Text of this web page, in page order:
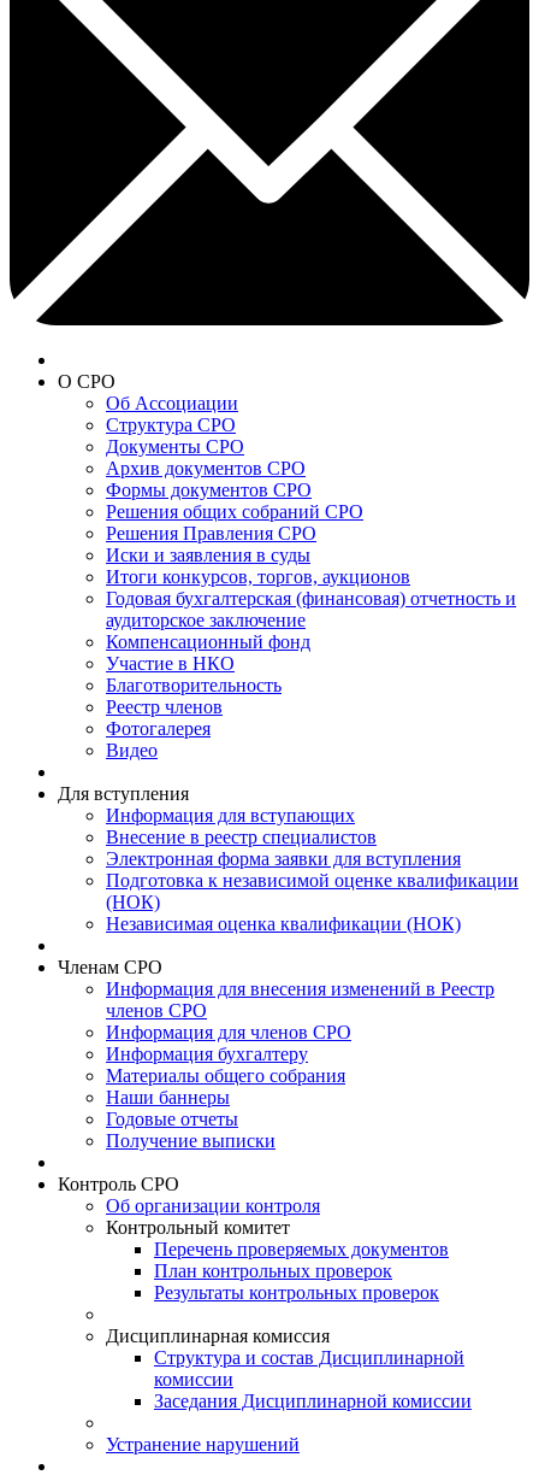
О СРО
Об Ассоциации
Структура СРО
Документы СРО
Архив документов СРО
Формы документов СРО
Решения общих собраний СРО
Решения Правления СРО
Иски и заявления в суды
Итоги конкурсов, торгов, аукционов
Годовая бухгалтерская (финансовая) отчетность и
аудиторское заключение
Компенсационный фонд
Участие в НКО
Благотворительность
Реестр членов
Фотогалерея
Видео
Для вступления
Информация для вступающих
Внесение в реестр специалистов
Электронная форма заявки для вступления
Подготовка к независимой оценке квалификации
(НОК)
Независимая оценка квалификации (НОК)
Членам СРО
Информация для внесения изменений в Реестр
членов СРО
Информация для членов СРО
Информация бухгалтеру
Материалы общего собрания
Наши баннеры
Годовые отчеты
Получение выписки
Контроль СРО
Об организации контроля
Контрольный комитет
Перечень проверяемых документов
План контрольных проверок
Результаты контрольных проверок
Дисциплинарная комиссия
Структура и состав Дисциплинарной
комиссии
Заседания Дисциплинарной комиссии
Устранение нарушений